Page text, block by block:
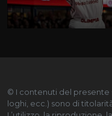
© I contenuti del presente
loghi, ecc.) sono di